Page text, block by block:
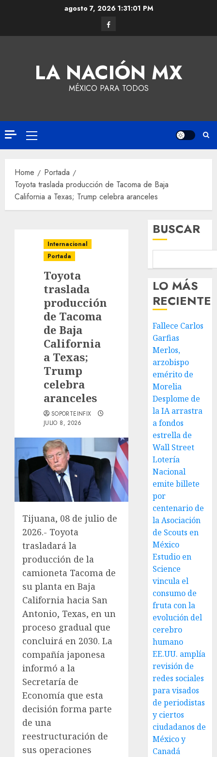
agosto 7, 2026 1:31:02 PM
LA NACIÓN MX
MÉXICO PARA TODOS
Home
Portada
Toyota traslada producción de Tacoma de Baja
California a Texas; Trump celebra aranceles
Internacional
Portada
Toyota
traslada
producción
de Tacoma
de Baja
California
a Texas;
Trump
celebra
aranceles
SOPORTEINFIX
JULIO 8, 2026
Tijuana, 08 de julio de
2026.- Toyota
trasladará la
producción de la
camioneta Tacoma de
su planta en Baja
California hacia San
Antonio, Texas, en un
proceso gradual que
concluirá en 2030. La
compañía japonesa
informó a la
Secretaría de
Economía que esta
decisión forma parte
de una
reestructuración de
sus operaciones
BUSCAR
LO MÁS
RECIENTE
Fallece Carlos
Garfias
Merlos,
arzobispo
emérito de
Morelia
Desplome de
la IA arrastra
a fondos
estrella de
Wall Street
Lotería
Nacional
emite billete
por
centenario de
la Asociación
de Scouts en
México
Estudio en
Science
vincula el
consumo de
fruta con la
evolución del
cerebro
humano
EE.UU. amplía
revisión de
redes sociales
para visados
de periodistas
y ciertos
ciudadanos de
México y
Canadá